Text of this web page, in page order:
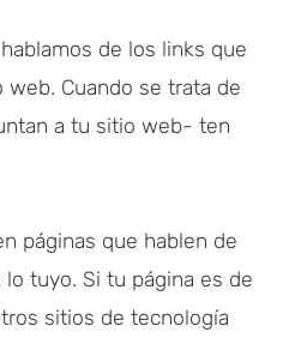
de los links que
Cuando se trata de
a tu sitio web- ten
páginas que hablen de
tuyo. Si tu página es de
sitios de tecnología